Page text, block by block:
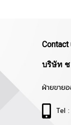
Contact
บริษัท ช
ฝ่ายขาย
Tel